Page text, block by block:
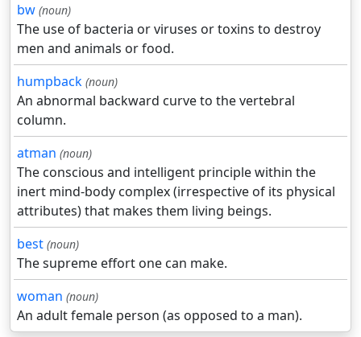
bw (noun)
The use of bacteria or viruses or toxins to destroy
men and animals or food.
humpback (noun)
An abnormal backward curve to the vertebral
column.
atman (noun)
The conscious and intelligent principle within the
inert mind-body complex (irrespective of its physical
attributes) that makes them living beings.
best (noun)
The supreme effort one can make.
woman (noun)
An adult female person (as opposed to a man).